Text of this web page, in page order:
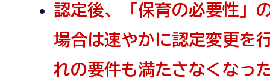
認定後、「保育の必要性」
場合は速やかに認定変更を
れの要件も満たさなくなっ